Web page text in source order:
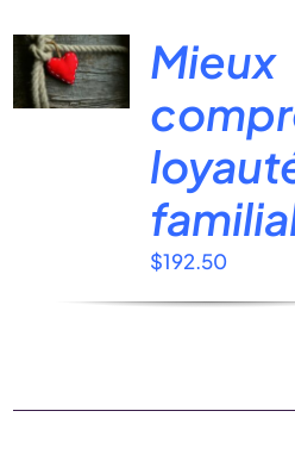
Mieux
$192.50